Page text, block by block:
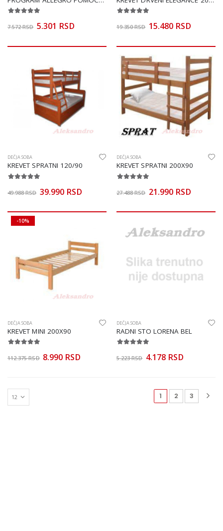
7.572 RSD 5.301 RSD 19.350 RSD 15.480 RSD
DEČJA SOBA
KREVET SPRATNI 120/90
49.988 RSD 39.990 RSD
DEČJA SOBA
KREVET SPRATNI 200X90
27.488 RSD 21.990 RSD
-10%
DEČJA SOBA
KREVET MINI 200X90
112.375 RSD 8.990 RSD
DEČJA SOBA
RADNI STO LORENA BEL
5.223 RSD 4.178 RSD
1 (current)
2 3